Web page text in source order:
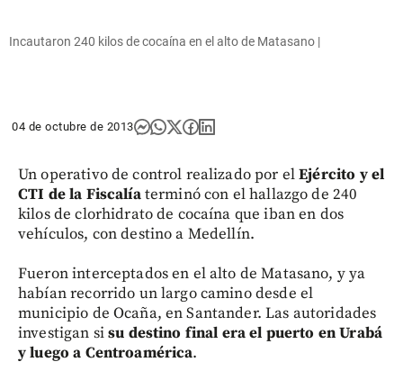
Incautaron 240 kilos de cocaína en el alto de Matasano |
04 de octubre de 2013
Un operativo de control realizado por elEjército y el
CTI de la Fiscalíaterminó con el hallazgo de 240
kilos de clorhidrato de cocaína que iban en dos
vehículos, con destino a Medellín.
Fueron interceptados en el alto de Matasano, y ya
habían recorrido un largo camino desde el
municipio de Ocaña, en Santander. Las autoridades
investigan sisu destino final era el puerto en Urabá
y luego a Centroamérica.